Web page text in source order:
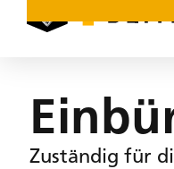
Zuständig für